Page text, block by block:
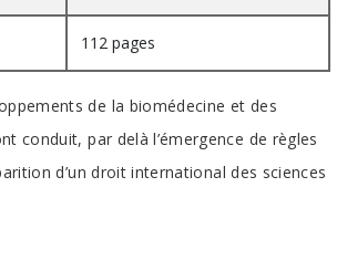
112 pages
de la biomédecine et des
conduit, par delà l’émergence de règles
d’un droit international des sciences